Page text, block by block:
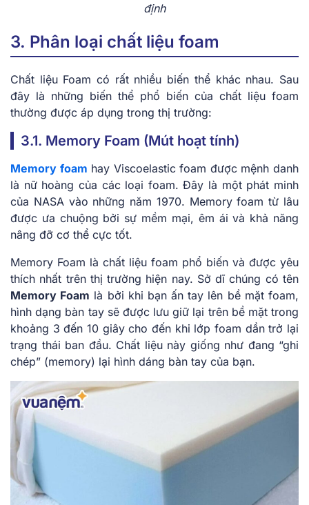
định
3. Phân loại chất liệu foam
Chất liệu Foam có rất nhiều biến thể khác nhau. Sau
đây là những biến thể phổ biến của chất liệu foam
thường được áp dụng trong thị trường:
3.1. Memory Foam (Mút hoạt tính)
Memory foam hay Viscoelastic foam được mệnh danh
là nữ hoàng của các loại foam. Đây là một phát minh
của NASA vào những năm 1970. Memory foam từ lâu
được ưa chuộng bởi sự mềm mại, êm ái và khả năng
nâng đỡ cơ thể cực tốt.
Memory Foam là chất liệu foam phổ biến và được yêu
thích nhất trên thị trường hiện nay. Sở dĩ chúng có tên
Memory Foam là bởi khi bạn ấn tay lên bề mặt foam,
hình dạng bàn tay sẽ được lưu giữ lại trên bề mặt trong
khoảng 3 đến 10 giây cho đến khi lớp foam dần trở lại
trạng thái ban đầu. Chất liệu này giống như đang “ghi
chép” (memory) lại hình dáng bàn tay của bạn.